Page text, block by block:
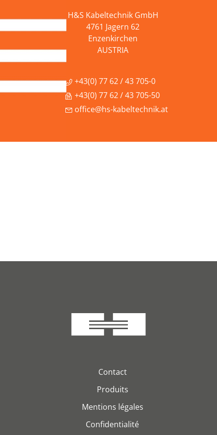
H&S Kabeltechnik GmbH
4761 Jagern 62
Enzenkirchen
AUSTRIA
+43(0) 77 62 / 43 705-0
+43(0) 77 62 / 43 705-50
office@hs-kabeltechnik.at
Contact
Produits
Mentions légales
Confidentialité